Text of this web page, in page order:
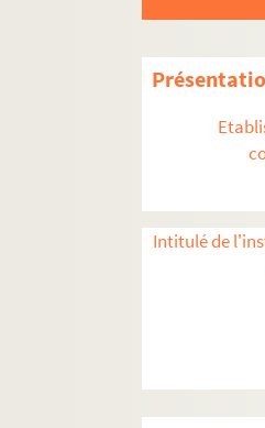
Intitulé de
Papiers
2-MS-
2-MS-
2-MS-